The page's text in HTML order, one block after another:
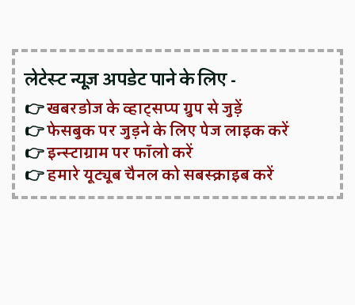
लेटेस्ट न्यूज़ अपडेट पाने के लिए -
👉खबरडोज के व्हाट्सप्प ग्रुप से जुड़ें
👉फेसबुक पर जुड़ने के लिए पेज लाइक करें
👉इन्स्टाग्राम पर फॉलो करें
👉हमारे यूट्यूब चैनल को सबस्क्राइब करें